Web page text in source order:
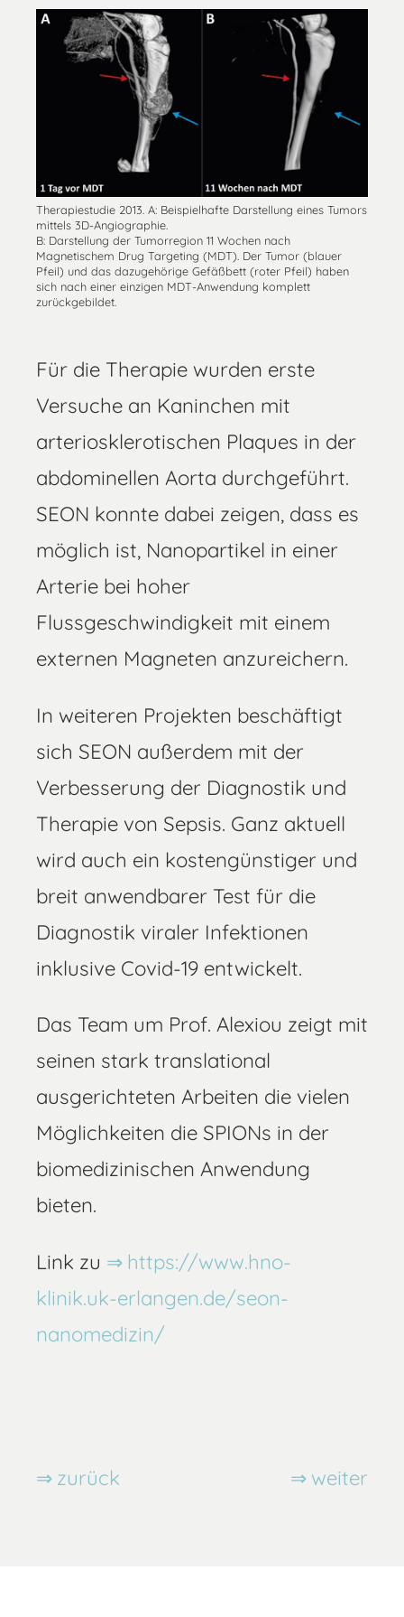
Therapiestudie 2013. A: Beispielhafte Darstellung eines Tumors
mittels 3D-Angiographie.
B: Darstellung der Tumorregion 11 Wochen nach
Magnetischem Drug Targeting (MDT). Der Tumor (blauer
Pfeil) und das dazugehörige Gefäßbett (roter Pfeil) haben
sich nach einer einzigen MDT-Anwendung komplett
zurückgebildet.
Für die Therapie wurden erste
Versuche an Kaninchen mit
arteriosklerotischen Plaques in der
abdominellen Aorta durchgeführt.
SEON konnte dabei zeigen, dass es
möglich ist, Nanopartikel in einer
Arterie bei hoher
Flussgeschwindigkeit mit einem
externen Magneten anzureichern.
In weiteren Projekten beschäftigt
sich SEON außerdem mit der
Verbesserung der Diagnostik und
Therapie von Sepsis. Ganz aktuell
wird auch ein kostengünstiger und
breit anwendbarer Test für die
Diagnostik viraler Infektionen
inklusive Covid-19 entwickelt.
Das Team um Prof. Alexiou zeigt mit
seinen stark translational
ausgerichteten Arbeiten die vielen
Möglichkeiten die SPIONs in der
biomedizinischen Anwendung
bieten.
Link zu
https://www.hno-
klinik.uk-erlangen.de/seon-
nanomedizin/
zurück weiter